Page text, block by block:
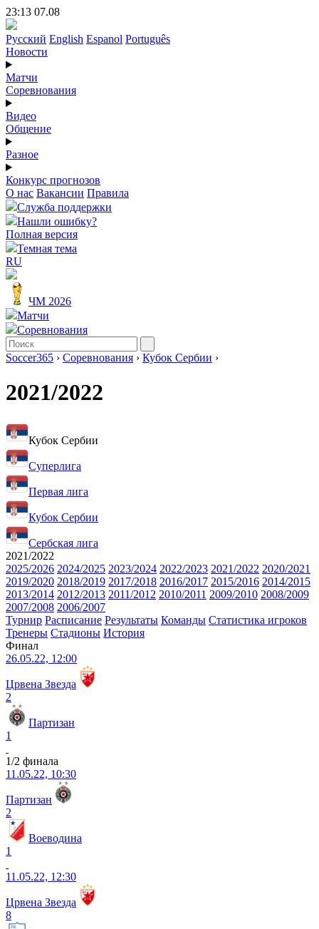
23:13 07.08
Русский English Espanol Português
Новости
Матчи
Соревнования
Видео
Общение
Разное
Конкурс прогнозов
О нас Вакансии Правила
Служба поддержки
Нашли ошибку?
Полная версия
Темная тема
RU
ЧМ 2026
Матчи
Соревнования
Soccer365 › Соревнования › Кубок Сербии ›
2021/2022
Кубок Сербии
Суперлига
Первая лига
Кубок Сербии
Сербская лига
2021/2022
2025/2026 2024/2025 2023/2024 2022/2023 2021/2022 2020/2021
2019/2020 2018/2019 2017/2018 2016/2017 2015/2016 2014/2015
2013/2014 2012/2013 2011/2012 2010/2011 2009/2010 2008/2009
2007/2008 2006/2007
Турнир Расписание Результаты Команды Статистика игроков
Тренеры Стадионы История
Финал
26.05.22, 12:00
Црвена Звезда
2
Партизан
1
1/2 финала
11.05.22, 10:30
Партизан
2
Воеводина
1
11.05.22, 12:30
Црвена Звезда
8